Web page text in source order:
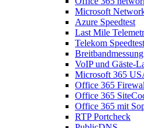
Microsoft
Azure Speedtest
Last Mile
Telekom Speedtest
Breitbandmessung
VoIP und Gäste-
Microsoft 365
Office 365
Office 365
Office 365 mit
RTP Portcheck